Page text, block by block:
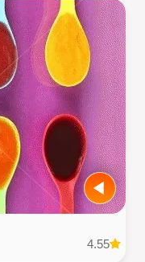
4.55